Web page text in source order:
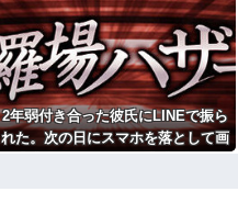
【修羅場】帰宅したら間男に
フルボッコされた結果…その理
由がこれｗｗｗ
会社クビになった正社員だけ
ど質問ある？
【画像】笑える画像、素敵な
画像、なんでも貼っていけｗｗ
ｗｗｗ
【衝撃】女叩きの弟を陰でサ
億かな」私「……は？」
2年弱付き合った彼氏にLINEで振ら
れた。次の日にスマホを落として画